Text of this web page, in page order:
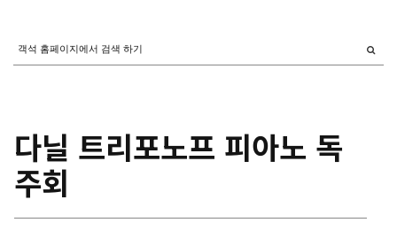
다닐 트리포노프 피아노 독
주회